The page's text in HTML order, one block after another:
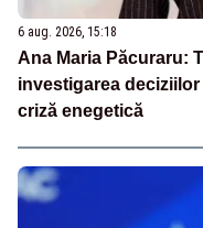
6 aug. 2026, 15:18
Ana Maria Păcuraru:
investigarea
criză enegetică